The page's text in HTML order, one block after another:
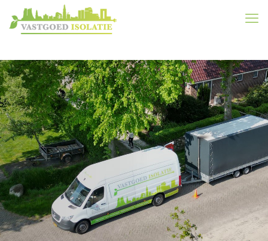
Uw besparingscheck is
onderweg